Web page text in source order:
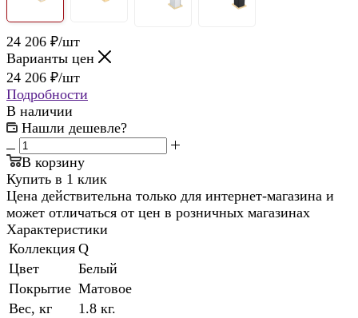
24 206 ₽/шт
Варианты цен
24 206 ₽/шт
Подробности
В наличии
Нашли дешевле?
В корзину
Купить в 1 клик
Цена действительна только для интернет-магазина и
может отличаться от цен в розничных магазинах
Характеристики
Коллекция Q
Цвет
Белый
Покрытие Матовое
Вес, кг
1.8 кг.